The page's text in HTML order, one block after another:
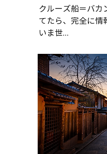
クルーズ船＝バカ
てたら、完全に情
いま世...